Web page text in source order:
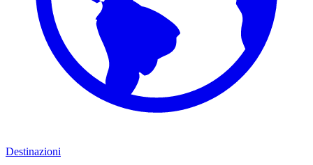
Destinazioni